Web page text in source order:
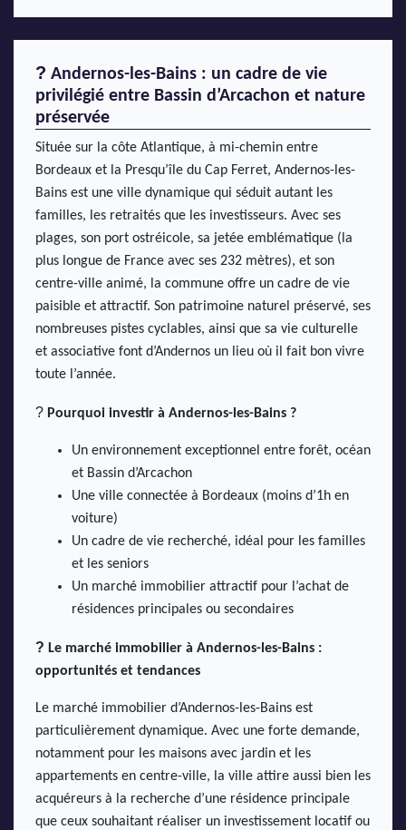
? Andernos-les-Bains : un cadre de vie
privilégié entre Bassin d’Arcachon et nature
préservée
Située sur la côte Atlantique, à mi-chemin entre
Bordeaux et la Presqu’île du Cap Ferret, Andernos-les-
Bains est une ville dynamique qui séduit autant les
familles, les retraités que les investisseurs. Avec ses
plages, son port ostréicole, sa jetée emblématique (la
plus longue de France avec ses 232 mètres), et son
centre-ville animé, la commune offre un cadre de vie
paisible et attractif. Son patrimoine naturel préservé, ses
nombreuses pistes cyclables, ainsi que sa vie culturelle
et associative font d’Andernos un lieu où il fait bon vivre
toute l’année.
? Pourquoi investir à Andernos-les-Bains ?
Un environnement exceptionnel entre forêt, océan
et Bassin d’Arcachon
Une ville connectée à Bordeaux (moins d’1h en
voiture)
Un cadre de vie recherché, idéal pour les familles
et les seniors
Un marché immobilier attractif pour l’achat de
résidences principales ou secondaires
? Le marché immobilier à Andernos-les-Bains :
opportunités et tendances
Le marché immobilier d’Andernos-les-Bains est
particulièrement dynamique. Avec une forte demande,
notamment pour les maisons avec jardin et les
appartements en centre-ville, la ville attire aussi bien les
acquéreurs à la recherche d’une résidence principale
que ceux souhaitant réaliser un investissement locatif ou